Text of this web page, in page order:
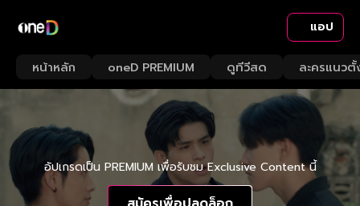
แอป
หน้าหลัก oneD PREMIUM ดูทีวีสด ละครแนวตั้
อัปเกรดเป็น PREMIUM เพื่อรับชม Exclusive Content นี้